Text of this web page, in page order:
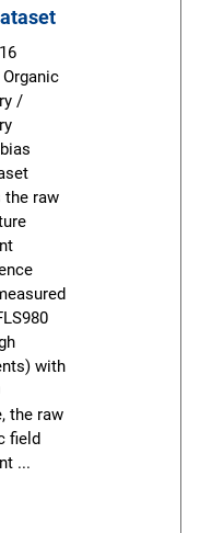
/
raw
with
the raw
field
...